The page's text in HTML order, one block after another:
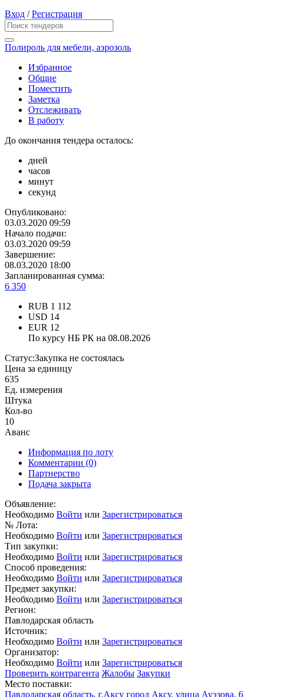
Вход /Регистрация
Полироль для мебели, аэрозоль
Избранное
Общие
Поместить
Заметка
Отслеживать
В работу
До окончания тендера осталось:
дней
часов
минут
секунд
Опубликовано:
03.03.2020 09:59
Начало подачи:
03.03.2020 09:59
Завершение:
08.03.2020 18:00
Запланированная сумма:
6 350
RUB 1 112
USD 14
EUR 12
По курсу НБ РК на 08.08.2026
Статус:Закупка не состоялась
Цена за единицу
635
Ед. измерения
Штука
Кол-во
10
Аванс
Информация по лоту
Комментарии (0)
Партнерство
Подача закрыта
Объявление:
Необходимо Войти или Зарегистрироваться
№ Лота:
Необходимо Войти или Зарегистрироваться
Тип закупки:
Необходимо Войти или Зарегистрироваться
Способ проведения:
Необходимо Войти или Зарегистрироваться
Предмет закупки:
Необходимо Войти или Зарегистрироваться
Регион:
Павлодарская область
Источник:
Необходимо Войти или Зарегистрироваться
Организатор:
Необходимо Войти или Зарегистрироваться
Проверить контрагента Жалобы Закупки
Место поставки:
Павлодарская область, г.Аксу город Аксу, улица Ауэзова, 6